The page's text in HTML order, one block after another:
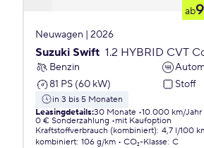
ab
Neuwagen | 2026
Suzuki Swift 1.2 HYBRID CVT
Benzin
81 PS (60 kW)
Stoff
in 3 bis 5 Monaten
Leasingdetails:30 Monate 10.000 km/Jahr
0 € Sonderzahlung
mit Kaufoption
Kraftstoffverbrauch (kombiniert): 4,7 l/100
kombiniert: 106 g/km CO₂-Klasse: C